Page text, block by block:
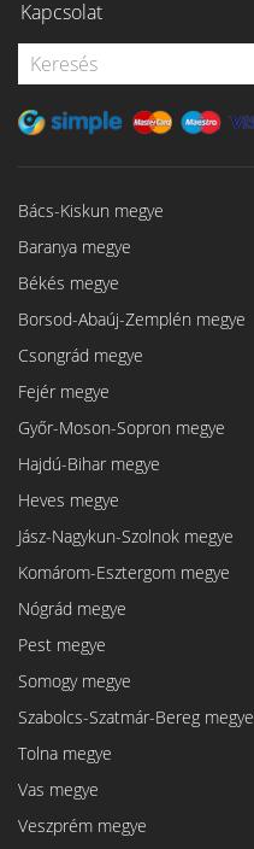
Kapcsolat
Bács-Kiskun megye
Baranya megye
Békés megye
Borsod-Abaúj-Zemplén megye
Csongrád megye
Fejér megye
Győr-Moson-Sopron megye
Hajdú-Bihar megye
Heves megye
Jász-Nagykun-Szolnok megye
Komárom-Esztergom megye
Nógrád megye
Pest megye
Somogy megye
Szabolcs-Szatmár-Bereg megye
Tolna megye
Vas megye
Veszprém megye